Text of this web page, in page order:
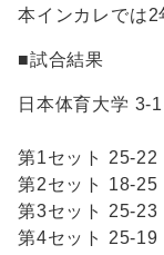
本インカレでは2
■試合結果
日本体育大学 3-
第1セット 25-22
第2セット 18-25
第3セット 25-23
第4セット 25-19